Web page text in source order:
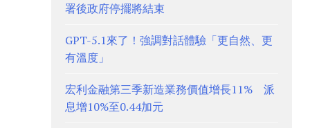
署後政府停擺將結束
GPT-5.1來了！強調對話體驗「更自然、更
有溫度」
宏利金融第三季新造業務價值增長11% 派
息增10%至0.44加元